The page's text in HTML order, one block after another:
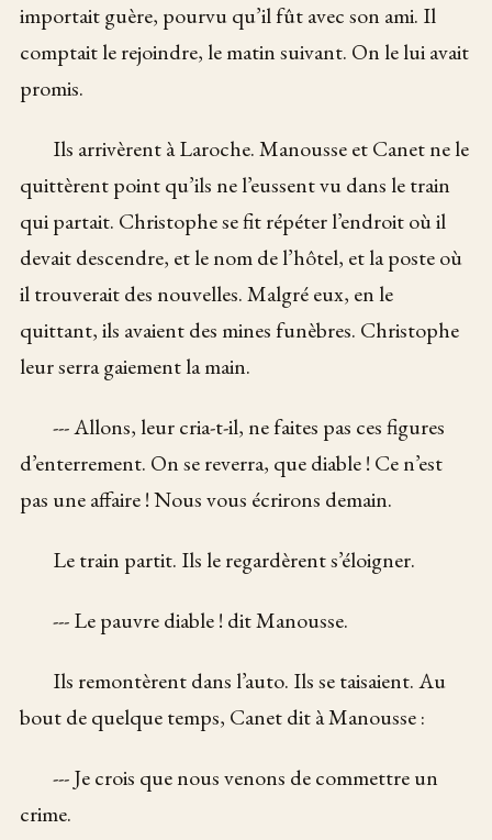
importait guère, pourvu qu’il fût avec son ami. Il
comptait le rejoindre, le matin suivant. On le lui avait
promis.
Ils arrivèrent à Laroche. Manousse et Canet ne le
quittèrent point qu’ils ne l’eussent vu dans le train
qui partait. Christophe se fit répéter l’endroit où il
devait descendre, et le nom de l’hôtel, et la poste où
il trouverait des nouvelles. Malgré eux, en le
quittant, ils avaient des mines funèbres. Christophe
leur serra gaiement la main.
--- Allons, leur cria-t-il, ne faites pas ces figures
d’enterrement. On se reverra, que diable ! Ce n’est
pas une affaire ! Nous vous écrirons demain.
Le train partit. Ils le regardèrent s’éloigner.
--- Le pauvre diable ! dit Manousse.
Ils remontèrent dans l’auto. Ils se taisaient. Au
bout de quelque temps, Canet dit à Manousse :
--- Je crois que nous venons de commettre un
crime.